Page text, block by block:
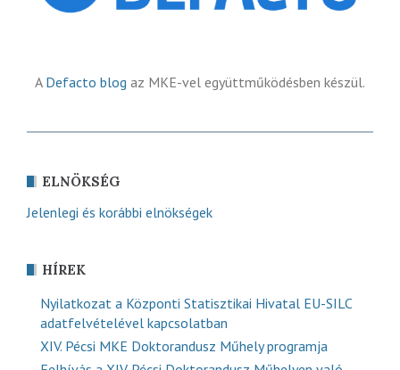
A Defacto blog az MKE-vel együttműködésben készül.
ELNÖKSÉG
Jelenlegi és korábbi elnökségek
HÍREK
Nyilatkozat a Központi Statisztikai Hivatal EU-SILC
adatfelvételével kapcsolatban
XIV. Pécsi MKE Doktorandusz Műhely programja